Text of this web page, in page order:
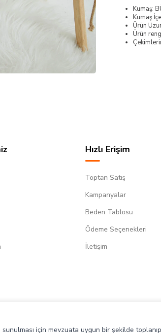
Kumaş:
Kumaş
Ürün
Ürün
Hızlı Erişim
Toptan Satış
Kampanyalar
Beden Tablosu
Ödeme Seçenekleri
İletişim
için mevzuata uygun bir şekilde